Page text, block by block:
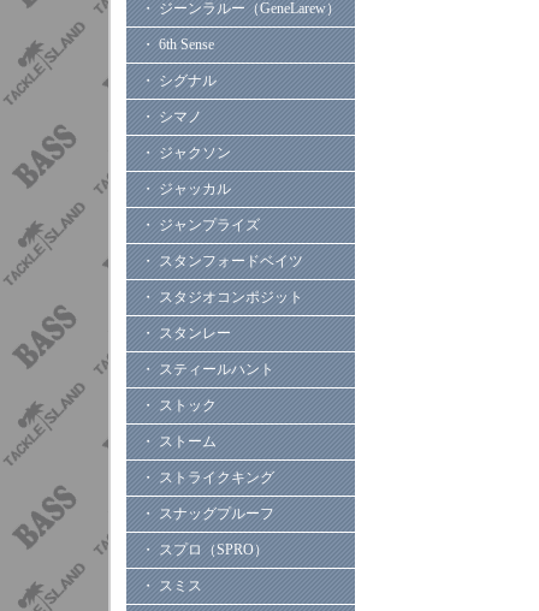
・ ジーンラルー（GeneLarew）
・ 6th Sense
・ シグナル
・ シマノ
・ ジャクソン
・ ジャッカル
・ ジャンプライズ
・ スタンフォードベイツ
・ スタジオコンポジット
・ スタンレー
・ スティールハント
・ ストック
・ ストーム
・ ストライクキング
・ スナッグプルーフ
・ スプロ（SPRO）
・ スミス